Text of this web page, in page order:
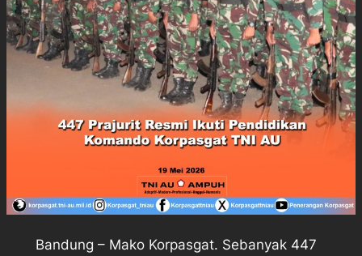
Bandung – Mako Korpasgat. Sebanyak 447